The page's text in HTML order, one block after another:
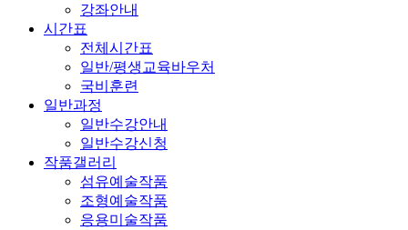
강좌안내
시간표
전체시간표
일반/평생교육바우처
국비훈련
일반과정
일반수강안내
일반수강신청
작품갤러리
섬유예술작품
조형예술작품
응용미술작품